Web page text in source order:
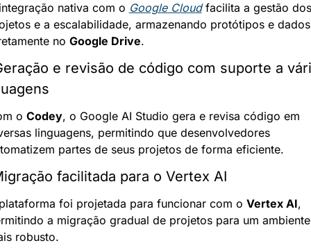
nativa com o Google Cloud facilita a gestão dos
e a escalabilidade, armazenando protótipos e dados
no Google Drive.
e revisão de código com suporte a
o Codey, o Google AI Studio gera e revisa código em
linguagens, permitindo que desenvolvedores
partes de seus projetos de forma eficiente.
facilitada para o Vertex AI
foi projetada para funcionar com o Vertex AI,
a migração gradual de projetos para um ambiente
robusto.